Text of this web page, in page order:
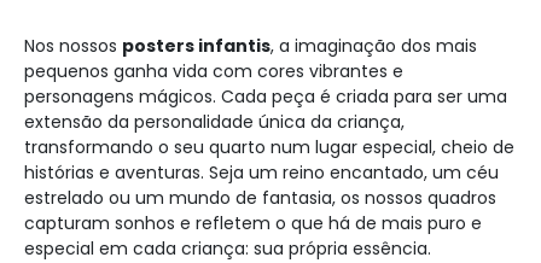
Nos nossos posters infantis, a imaginação dos mais
pequenos ganha vida com cores vibrantes e
personagens mágicos. Cada peça é criada para ser uma
extensão da personalidade única da criança,
transformando o seu quarto num lugar especial, cheio de
histórias e aventuras. Seja um reino encantado, um céu
estrelado ou um mundo de fantasia, os nossos quadros
capturam sonhos e refletem o que há de mais puro e
especial em cada criança: sua própria essência.